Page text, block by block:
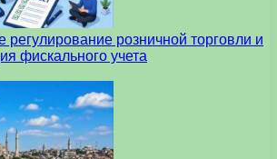
регулирование розничной торговли и
фискального учета